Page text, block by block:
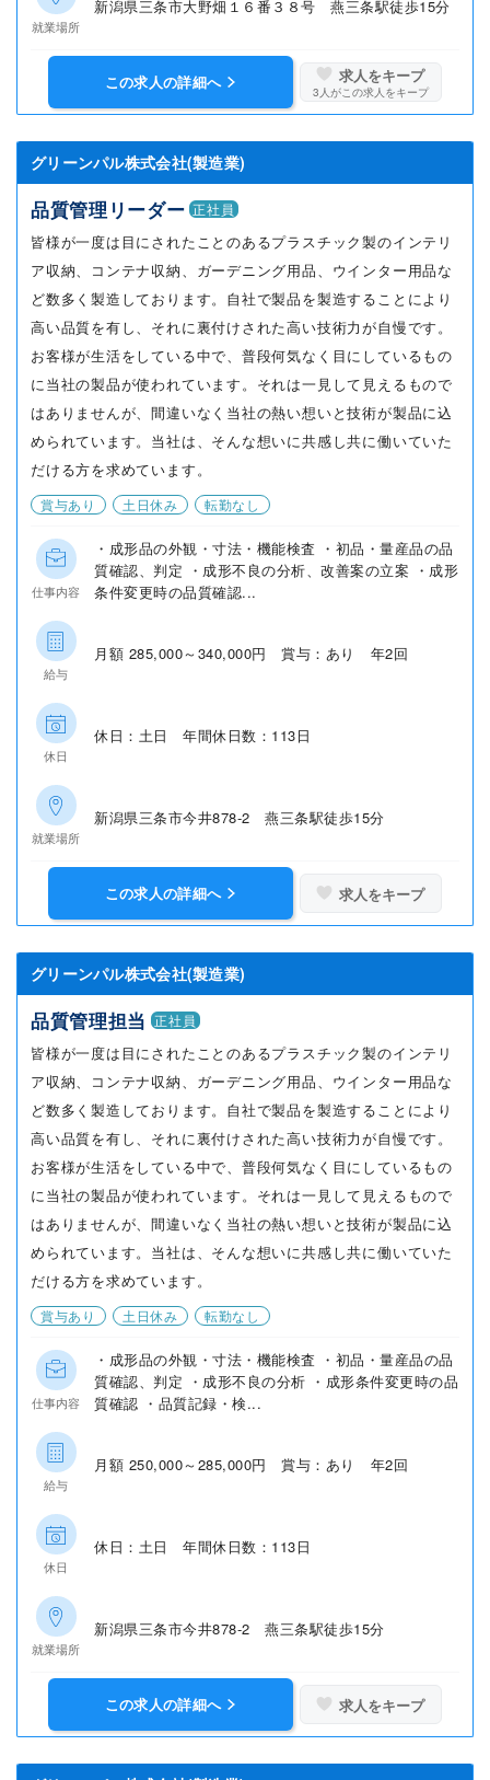
就業場所
新潟県三条市大野畑１６番３８号 燕三条駅徒歩15分
この求人の詳細へ 求人をキープ
3 人がこの求人をキープ
グリーンパル株式会社(製造業)
品質管理リーダー 正社員
皆様が一度は目にされたことのあるプラスチック製のインテリ
ア収納、コンテナ収納、ガーデニング用品、ウインター用品な
ど数多く製造しております。自社で製品を製造することにより
高い品質を有し、それに裏付けされた高い技術力が自慢です。
お客様が生活をしている中で、普段何気なく目にしているもの
に当社の製品が使われています。それは一見して見えるもので
はありませんが、間違いなく当社の熱い想いと技術が製品に込
められています。当社は、そんな想いに共感し共に働いていた
だける方を求めています。
賞与あり 土日休み 転勤なし
仕事内容
・成形品の外観・寸法・機能検査 ・初品・量産品の品
質確認、判定 ・成形不良の分析、改善案の立案 ・成形
条件変更時の品質確認...
給与
月額 285,000～340,000円 賞与：あり 年2回
休日
休日：土日 年間休日数：113日
就業場所
新潟県三条市今井878-2 燕三条駅徒歩15分
この求人の詳細へ 求人をキープ
グリーンパル株式会社(製造業)
品質管理担当 正社員
皆様が一度は目にされたことのあるプラスチック製のインテリ
ア収納、コンテナ収納、ガーデニング用品、ウインター用品な
ど数多く製造しております。自社で製品を製造することにより
高い品質を有し、それに裏付けされた高い技術力が自慢です。
お客様が生活をしている中で、普段何気なく目にしているもの
に当社の製品が使われています。それは一見して見えるもので
はありませんが、間違いなく当社の熱い想いと技術が製品に込
められています。当社は、そんな想いに共感し共に働いていた
だける方を求めています。
賞与あり 土日休み 転勤なし
仕事内容
・成形品の外観・寸法・機能検査 ・初品・量産品の品
質確認、判定 ・成形不良の分析 ・成形条件変更時の品
質確認 ・品質記録・検...
給与
月額 250,000～285,000円 賞与：あり 年2回
休日
休日：土日 年間休日数：113日
就業場所
新潟県三条市今井878-2 燕三条駅徒歩15分
この求人の詳細へ 求人をキープ